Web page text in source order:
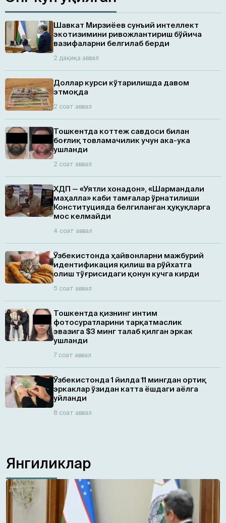
Шавкат Мирзиёев сунъий интеллект
экотизимини ривожлантириш бўйича
вазифаларни белгилаб берди
2 дақиқа аввал
Доллар курси кўтарилишда давом
этмоқда
2 соат аввал
Тошкентда коттеж савдоси билан
боғлиқ товламачилик учун ака-ука
ушланди
2 соат аввал
ХДП — «Уятли хонадон», «Шармандали
маҳалла» каби тамғалар ўрнатилиши
Конституцияда белгиланган ҳуқуқларга
мос келмайди
4 соат аввал
Ўзбекистонда ҳайвонларни мажбурий
идентификация қилиш ва рўйхатга
олиш тўғрисидаги қонун кучга кирди
5 соат аввал
Тошкентда қизнинг интим
фотосуратларини тарқатмаслик
эвазига $3 минг талаб қилган эркак
ушланди
7 соат аввал
Ўзбекистонда 1 йилда 11 мингдан ортиқ
эркаклар ўзидан катта ёшдаги аёлга
уйланди
8 соат аввал
Янгиликлар